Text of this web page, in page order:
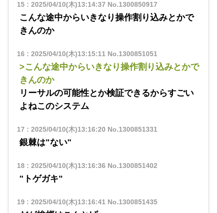
15: 2025/04/10(木)13:14:37 No.1300850917
こんな途中からいきなり操作割り込みとかで
きんのか
16 : 2025/04/10(木)13:15:11 No.1300851051
>こんな途中からいきなり操作割り込みとかで
きんのか
リーサルの可能性とか検証できるからすごい
よねこのシステム
17 : 2025/04/10(木)13:16:20 No.1300851331
銀棘は"ない"
18: 2025/04/10(木)13:16:36 No.1300851402
"トゲガキ"
19: 2025/04/10(木)13:16:41 No.1300851435